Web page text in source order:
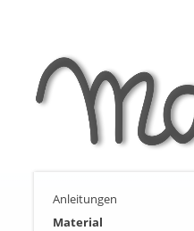
Anleitungen
Material